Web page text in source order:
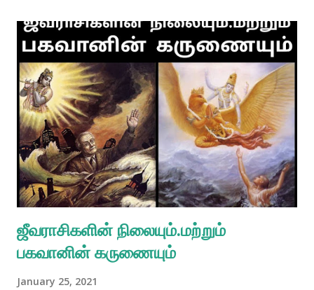
ஜீவராசிகளின் நிலையும்.மற்றும்
பகவானின் கருணையும்
January 25, 2021